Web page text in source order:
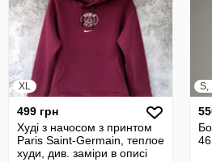
XL
499 грн
Худі з начосом з принтом
Paris Saint-Germain, теплое
худи, див. заміри в описі
S,